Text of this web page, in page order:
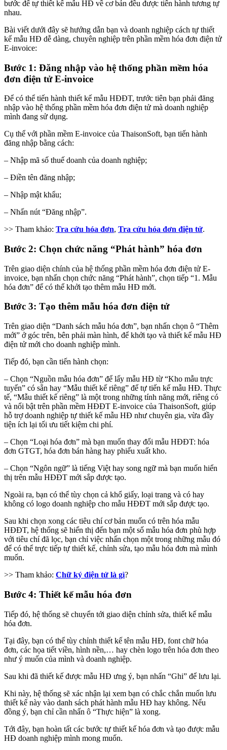
bước để tự thiết kế mẫu HĐ về cơ bản đều được tiến hành tương tự
nhau.
Bài viết dưới đây sẽ hướng dẫn bạn và doanh nghiệp cách tự thiết
kế mẫu HĐ dễ dàng, chuyên nghiệp trên phần mềm hóa đơn điện tử
E-invoice:
Bước 1: Đăng nhập vào hệ thống phần mềm hóa
đơn điện tử E-invoice
Để có thể tiến hành thiết kế mẫu HĐĐT, trước tiên bạn phải đăng
nhập vào hệ thống phần mềm hóa đơn điện tử mà doanh nghiệp
mình đang sử dụng.
Cụ thể với phần mềm E-invoice của ThaisonSoft, bạn tiến hành
đăng nhập bằng cách:
– Nhập mã số thuế doanh của doanh nghiệp;
– Điền tên đăng nhập;
– Nhập mật khẩu;
– Nhấn nút “Đăng nhập”.
>> Tham khảo: Tra cứu hóa đơn, Tra cứu hóa đơn điện tử.
Bước 2: Chọn chức năng “Phát hành” hóa đơn
Trên giao diện chính của hệ thống phần mềm hóa đơn điện tử E-
invoice, bạn nhấn chọn chức năng “Phát hành”, chọn tiếp “1. Mẫu
hóa đơn” để có thể khởi tạo thêm mẫu HĐ mới.
Bước 3: Tạo thêm mẫu hóa đơn điện tử
Trên giao diện “Danh sách mẫu hóa đơn”, bạn nhấn chọn ô “Thêm
mới” ở góc trên, bên phải màn hình, để khởi tạo và thiết kế mẫu HĐ
điện tử mới cho doanh nghiệp mình.
Tiếp đó, bạn cần tiến hành chọn:
– Chọn “Nguồn mẫu hóa đơn” để lấy mẫu HĐ từ “Kho mẫu trực
tuyến” có sẵn hay “Mẫu thiết kế riêng” để tự tiến kế mẫu HĐ. Thực
tế, “Mẫu thiết kế riêng” là một trong những tính năng mới, riêng có
và nổi bật trên phần mềm HĐĐT E-invoice của ThaisonSoft, giúp
hỗ trợ doanh nghiệp tự thiết kế mẫu HĐ như chuyên gia, vừa đầy
tiện ích lại tối ưu tiết kiệm chi phí.
– Chọn “Loại hóa đơn” mà bạn muốn thay đổi mẫu HĐĐT: hóa
đơn GTGT, hóa đơn bán hàng hay phiếu xuất kho.
– Chọn “Ngôn ngữ” là tiếng Việt hay song ngữ mà bạn muốn hiển
thị trên mẫu HĐĐT mới sắp được tạo.
Ngoài ra, bạn có thể tùy chọn cả khổ giấy, loại trang và có hay
không có logo doanh nghiệp cho mẫu HĐĐT mới sắp được tạo.
Sau khi chọn xong các tiêu chí cơ bản muốn có trên hóa mẫu
HĐĐT, hệ thống sẽ hiển thị đến bạn một số mẫu hóa đơn phù hợp
với tiêu chí đã lọc, bạn chỉ việc nhấn chọn một trong những mẫu đó
để có thể trực tiếp tự thiết kế, chỉnh sửa, tạo mẫu hóa đơn mà mình
muốn.
>> Tham khảo: Chữ ký điện tử là gì?
Bước 4: Thiết kế mẫu hóa đơn
Tiếp đó, hệ thống sẽ chuyển tới giao diện chỉnh sửa, thiết kế mẫu
hóa đơn.
Tại đây, bạn có thể tùy chỉnh thiết kế tên mẫu HĐ, font chữ hóa
đơn, các họa tiết viền, hình nền,… hay chèn logo trên hóa đơn theo
như ý muốn của mình và doanh nghiệp.
Sau khi đã thiết kế được mẫu HĐ ưng ý, bạn nhấn “Ghi” để lưu lại.
Khi này, hệ thống sẽ xác nhận lại xem bạn có chắc chắn muốn lưu
thiết kế này vào danh sách phát hành mẫu HĐ hay không. Nếu
đồng ý, bạn chỉ cần nhấn ô “Thực hiện” là xong.
Tới đây, bạn hoàn tất các bước tự thiết kế hóa đơn và tạo được mẫu
HĐ doanh nghiệp mình mong muốn.